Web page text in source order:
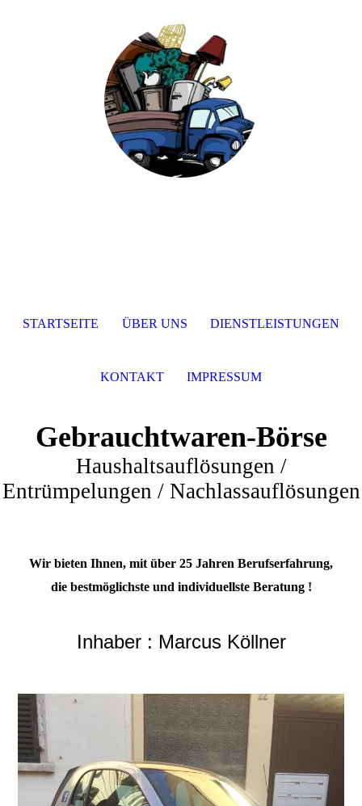
Gebrauchtwaren-Börse
Haushaltsauflösungen /
Entrümpelungen / Nachlassauflösungen
Wir bieten Ihnen, mit über 25 Jahren Berufserfahrung,
die bestmöglichste und individuellste Beratung !
Inhaber : Marcus Köllner
STARTSEITE ÜBER UNS DIENSTLEISTUNGEN
KONTAKT IMPRESSUM